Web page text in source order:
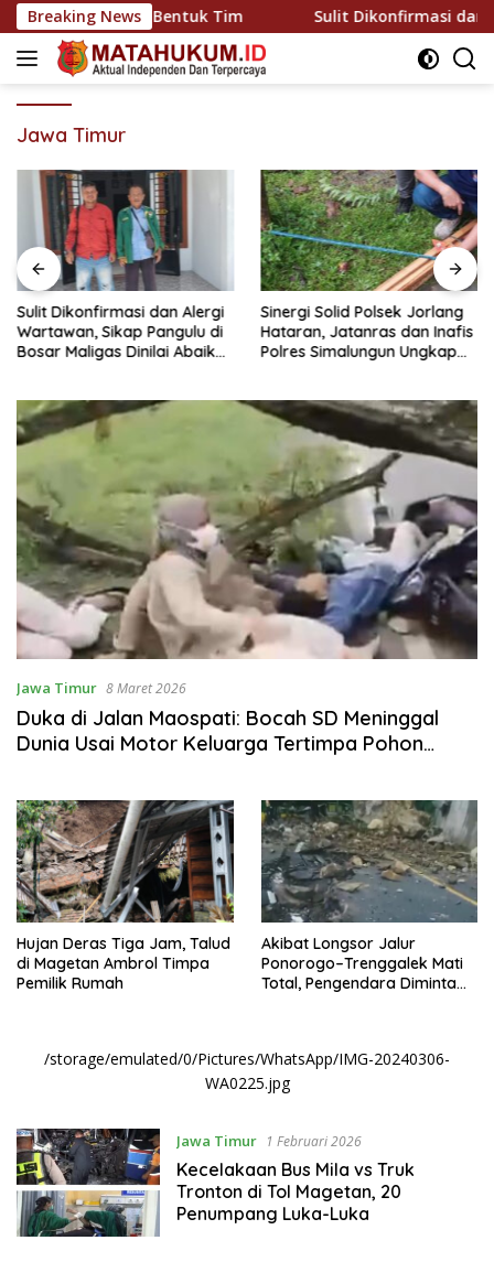
Langsung
ke
konten
Breaking News
Riau Bentuk Tim Sulit Dikonfirmasi dan Alergi
Jawa Timur
Sulit Dikonfirmasi dan Alergi
Wartawan, Sikap Pangulu di
Bosar Maligas Dinilai Abaikan
Sinergi Solid Polsek Jorlang
Hataran, Jatanras dan Inafis
Polres Simalungun Ungkap
Jawa Timur 8 Maret 2026
Duka di Jalan Maospati: Bocah SD Meninggal
Dunia Usai Motor Keluarga Tertimpa Pohon
Hujan Deras Tiga Jam, Talud
di Magetan Ambrol Timpa
Pemilik Rumah
Akibat Longsor Jalur
Ponorogo–Trenggalek Mati
Total, Pengendara Diminta
/storage/emulated/0/Pictures/WhatsApp/IMG-20240306-
WA0225.jpg
Jawa Timur 1 Februari 2026
Kecelakaan Bus Mila vs Truk
Tronton di Tol Magetan, 20
Penumpang Luka-Luka